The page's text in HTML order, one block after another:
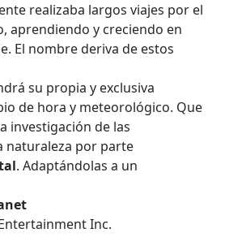
realizaba largos viajes por el
aprendiendo y creciendo en
El nombre deriva de estos
su propia y exclusiva
de hora y meteorológico. Que
investigación de las
naturaleza por parte
. Adaptándolas a un
Inc.